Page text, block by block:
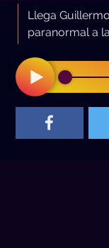
Llega
paranormal a